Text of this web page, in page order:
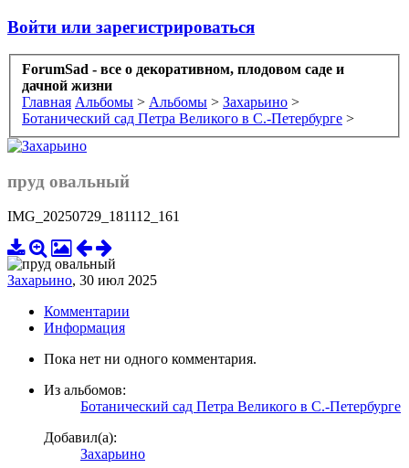
Войти или зарегистрироваться
ForumSad - все о декоративном, плодовом саде и
дачной жизни
Главная Альбомы > Альбомы > Захарьино >
Ботанический сад Петра Великого в С.-Петербурге >
пруд овальный
IMG_20250729_181112_161
Захарьино, 30 июл 2025
Комментарии
Информация
Пока нет ни одного комментария.
Из альбомов:
Ботанический сад Петра Великого в С.-Петербурге
Добавил(а):
Захарьино